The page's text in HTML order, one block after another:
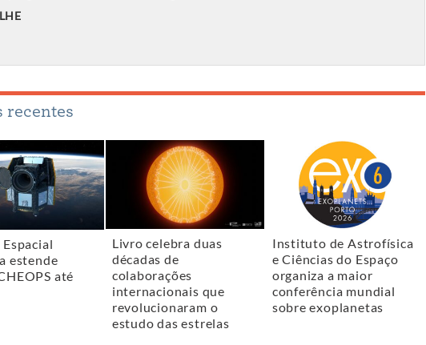
recentes
estende
até
Livro celebra duas
décadas de
colaborações
internacionais que
revolucionaram o
estudo das estrelas
Instituto de Astrofísica
e Ciências do Espaço
organiza a maior
conferência mundial
sobre exoplanetas